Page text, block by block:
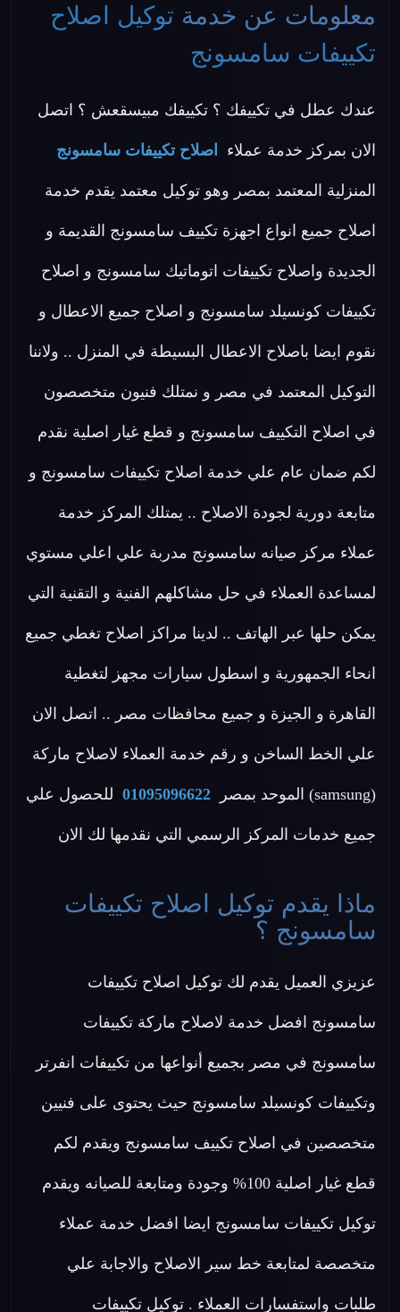
معلومات عن خدمة توكيل اصلاح
تكييفات سامسونج
عندك عطل في تكييفك ؟ تكييفك مبيسقعش ؟ اتصل
الان بمركز خدمة عملاء اصلاح تكييفات سامسونج
المنزلية المعتمد بمصر وهو توكيل معتمد يقدم خدمة
اصلاح جميع انواع اجهزة تكييف سامسونج القديمة و
الجديدة واصلاح تكييفات اتوماتيك سامسونج و اصلاح
تكييفات كونسيلد سامسونج و اصلاح جميع الاعطال و
نقوم ايضا باصلاح الاعطال البسيطة في المنزل .. ولاننا
التوكيل المعتمد في مصر و نمتلك فنيون متخصصون
في اصلاح التكييف سامسونج و قطع غيار اصلية نقدم
لكم ضمان عام علي خدمة اصلاح تكييفات سامسونج و
متابعة دورية لجودة الاصلاح .. يمتلك المركز خدمة
عملاء مركز صيانه سامسونج مدربة علي اعلي مستوي
لمساعدة العملاء في حل مشاكلهم الفنية و التقنية التي
يمكن حلها عبر الهاتف .. لدينا مراكز اصلاح تغطي جميع
انحاء الجمهورية و اسطول سيارات مجهز لتغطية
القاهرة و الجيزة و جميع محافظات مصر .. اتصل الان
علي الخط الساخن و رقم خدمة العملاء لاصلاح ماركة
(samsung) الموحد بمصر 01095096622 للحصول علي
جميع خدمات المركز الرسمي التي نقدمها لك الان
ماذا يقدم توكيل اصلاح تكييفات
سامسونج ؟
عزيزي العميل يقدم لك توكيل اصلاح تكييفات
سامسونج افضل خدمة لاصلاح ماركة تكييفات
سامسونج في مصر بجميع أنواعها من تكييفات انفرتر
وتكييفات كونسيلد سامسونج حيث يحتوى على فنيين
متخصصين في اصلاح تكييف سامسونج ويقدم لكم
قطع غيار اصلية 100% وجودة ومتابعة للصيانه ويقدم
توكيل تكييفات سامسونج ايضا افضل خدمة عملاء
متخصصة لمتابعة خط سير الاصلاح والاجابة علي
طلبات واستفسارات العملاء . توكيل تكييفات